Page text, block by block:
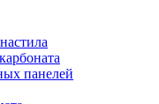
панелей